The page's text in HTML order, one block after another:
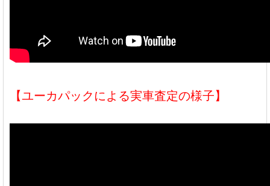
【ユーカパックによる実車査定の様子】